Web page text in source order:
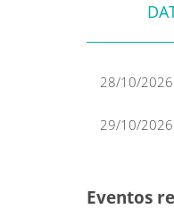
28/10/2026
29/10/2026
Eventos